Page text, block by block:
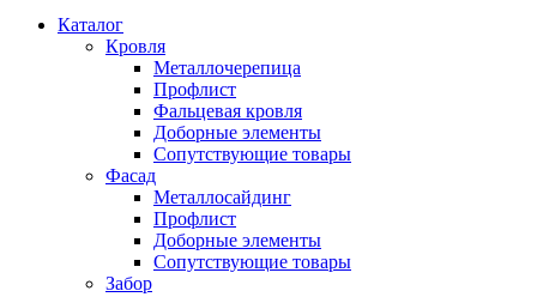
Каталог
Кровля
Металлочерепица
Профлист
Фальцевая кровля
Доборные элементы
Сопутствующие товары
Фасад
Металлосайдинг
Профлист
Доборные элементы
Сопутствующие товары
Забор